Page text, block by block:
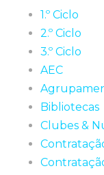
1.º Ciclo
2.º Ciclo
3.º Ciclo
AEC
Bibliotecas
Clubes &